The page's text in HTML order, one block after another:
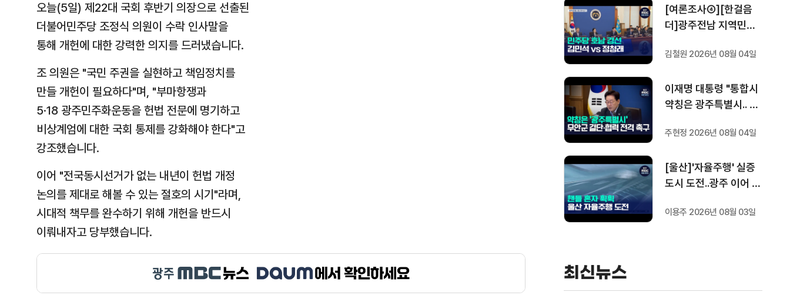
오늘(5일) 제22대 국회 후반기 의장으로 선출된
더불어민주당 조정식 의원이 수락 인사말을
통해 개헌에 대한 강력한 의지를 드러냈습니다.
조 의원은 "국민 주권을 실현하고 책임정치를
만들 개헌이 필요하다"며, "부마항쟁과
5·18 광주민주화운동을 헌법 전문에 명기하고
비상계엄에 대한 국회 통제를 강화해야 한다"고
강조했습니다.
이어 "전국동시선거가 없는 내년이 헌법 개정
논의를 제대로 해볼 수 있는 절호의 시기"라며,
시대적 책무를 완수하기 위해 개헌을 반드시
이뤄내자고 당부했습니다.
[여론조사④][한걸음
더]광주전남 지역민들
할까.. 변수는?
김철원 2026년 08월 04일
이재명 대통령 "통합시
약칭은 광주특별시.. 공
주현정 2026년 08월 04일
[울산]'자율주행' 실증
도시 도전..광주 이어 두
이용주 2026년 08월 03일
최신뉴스